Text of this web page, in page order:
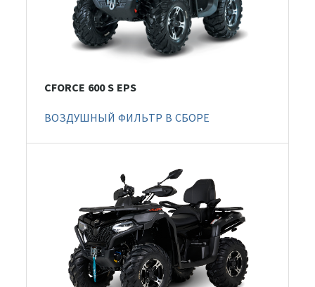
CFORCE 600 S EPS
ВОЗДУШНЫЙ ФИЛЬТР В СБОРЕ